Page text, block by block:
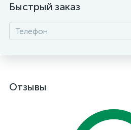
Быстрый заказ
Отзывы